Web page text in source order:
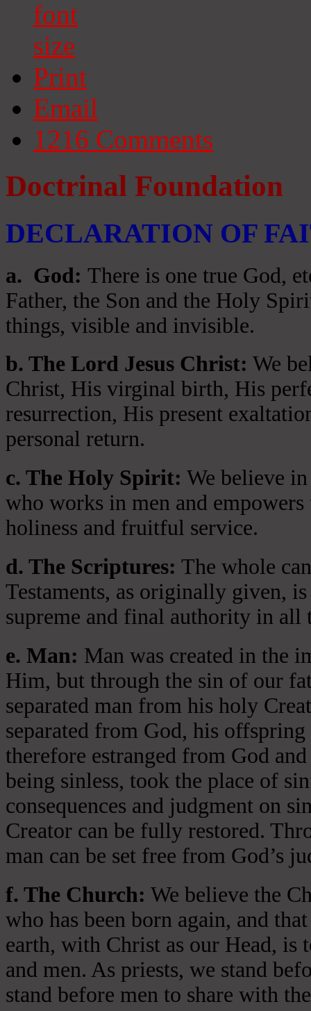
Print
Email
1216 Comments
Doctrinal Foundation
DECLARATION OF
a. God: There is one true God,
Father, the Son and the Holy
things, visible and invisible.
b. The Lord Jesus Christ: We
Christ, His virginal birth, His
resurrection, His present
personal return.
c. The Holy Spirit: We believe
who works in men and
holiness and fruitful service.
d. The Scriptures: The whole
Testaments, as originally given,
supreme and final authority in all
e. Man: Man was created in the
Him, but through the sin of our
separated man from his holy
separated from God, his
therefore estranged from God
being sinless, took the place of
consequences and judgment on
Creator can be fully restored.
man can be set free from God’s
f. The Church: We believe the
who has been born again, and
earth, with Christ as our Head, is
and men. As priests, we stand
stand before men to share with